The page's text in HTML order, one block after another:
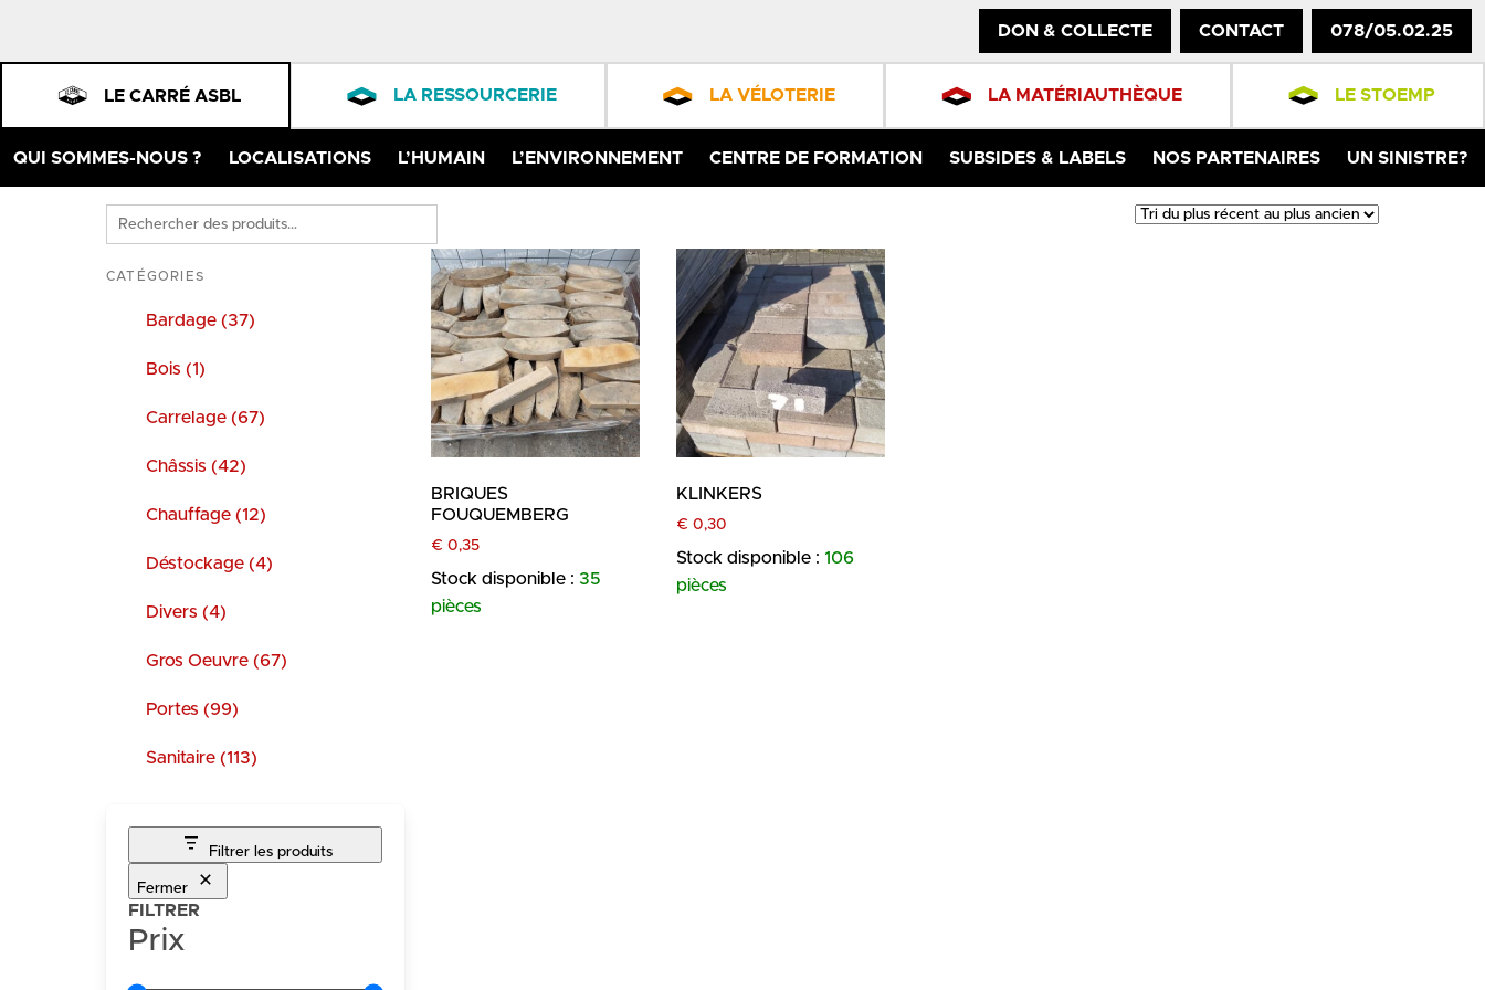
DON & COLLECTE CONTACT 078/05.02.25
LE CARRÉ ASBL LA RESSOURCERIE LA VÉLOTERIE LA MATÉRIAUTHÈQUE LE STOEMP
QUI SOMMES-NOUS ? LOCALISATIONS L’HUMAIN L’ENVIRONNEMENT CENTRE DE FORMATION SUBSIDES & LABELS NOS PARTENAIRES UN SINISTRE?
Rechercher
des
produits
CATÉGORIES
Bardage (37)
Bois (1)
Carrelage (67)
Châssis (42)
Chauffage (12)
Déstockage (4)
Divers (4)
Gros Oeuvre (67)
Portes (99)
Sanitaire (113)
Filtrer les produits
Fermer
FILTRER
Prix
BRIQUES
FOUQUEMBERG
€ 0,35
Stock disponible : 35
pièces
KLINKERS
€ 0,30
Stock disponible : 106
pièces